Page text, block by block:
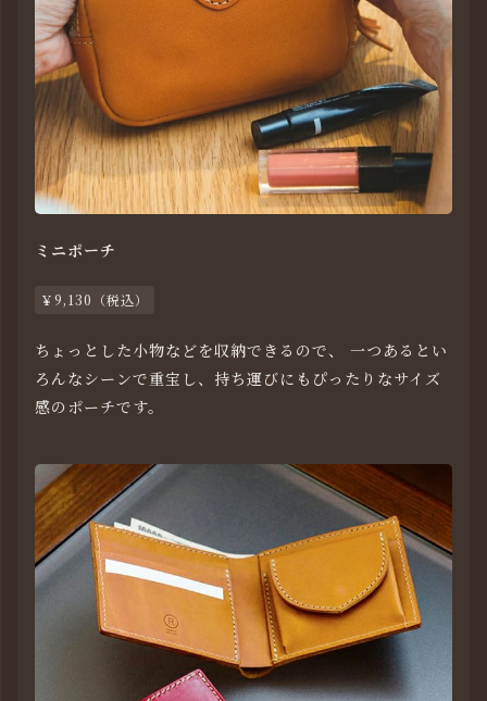
ミニポーチ
￥9,130（税込）
ちょっとした小物などを収納できるので、 一つあるとい
ろんなシーンで重宝し、持ち運びにもぴったりなサイズ
感のポーチです。